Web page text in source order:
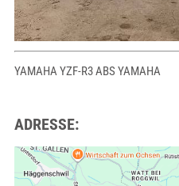
YAMAHA YZF-R3 ABS YAMAHA
ADRESSE: